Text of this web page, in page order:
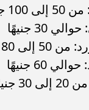
جنيه
30 جنيهًا
80 جنيهًا
60 جنيهًا